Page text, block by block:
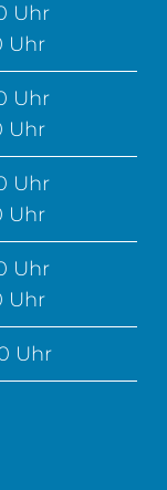
Uhr
Uhr
Uhr
Uhr
Uhr
Uhr
Uhr
Uhr
Uhr